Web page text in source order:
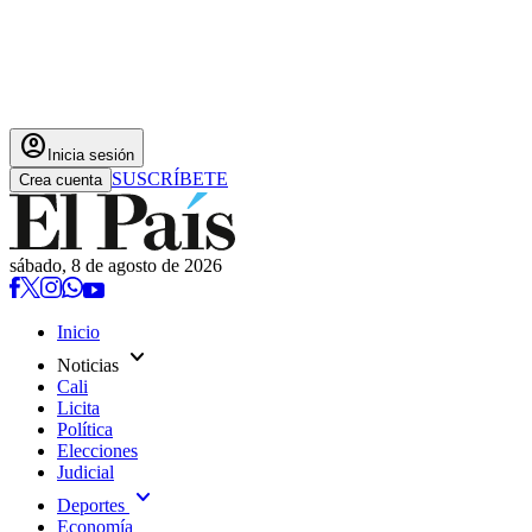
account_circle Inicia sesión
Crea cuenta SUSCRÍBETE
sábado, 8 de agosto de 2026
Inicio
Noticias expand_more
Cali
Licita
Política
Elecciones
Judicial
Deportes expand_more
Economía